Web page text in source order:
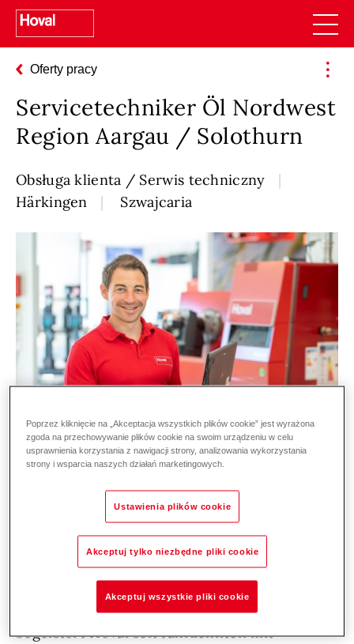
Oferty pracy
Servicetechniker Öl Nordwest
Region Aargau / Solothurn
Obsługa klienta / Serwis techniczny
Härkingen
Szwajcaria
Zur Verstärkung unseres Service-Teams in
der Region Nordwestschweiz suchen wir
Als führendes Technologieunternehmen
begeistert Hoval seit Jahrzehnten mit
Poprzez kliknięcie na „Akceptacja wszystkich plików cookie” jest wyrażona
zgoda na przechowywanie plików cookie na swoim urządzeniu w celu
usprawnienia korzystania z nawigacji strony, analizowania wykorzystania
strony i wsparcia naszych działań marketingowych.
Ustawienia plików cookie
Akceptuj tylko niezbędne pliki cookie
Akceptuj wszystkie pliki cookie